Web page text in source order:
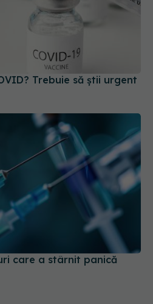
Trebuie să știi urgent
care a stârnit panică